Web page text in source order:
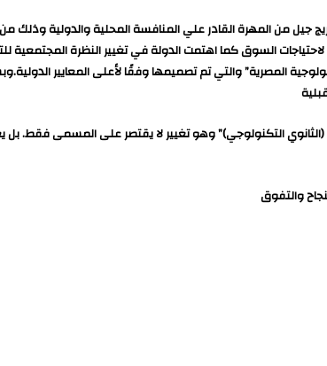
من المهرة القادر علي المنافسة المحلية والدولية وذلك
السوق كما اهتمت الدولة في تغيير النظرة
المصرية” والتي تم تصميمها وفقًا لأعلى المعايير
(الثانوي التكنولوجي)” وهو تغيير لا يقتصر على المسمى فقط.
والتفوق